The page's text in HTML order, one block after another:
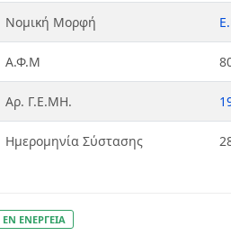
Νομική Μορφή
Α.Φ.Μ
Αρ. Γ.Ε.ΜΗ.
Ημερομηνία Σύστασης
ΕΝ ΕΝΕΡΓΕΙΑ